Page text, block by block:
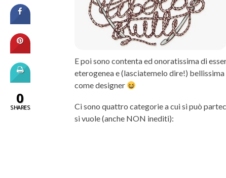
E poi sono contenta ed onoratissima di
eterogenea e (lasciatemelo dire!) bellissima
come designer
Ci sono quattro categorie a cui si può
si vuole (anche NON inediti):
0
SHARES